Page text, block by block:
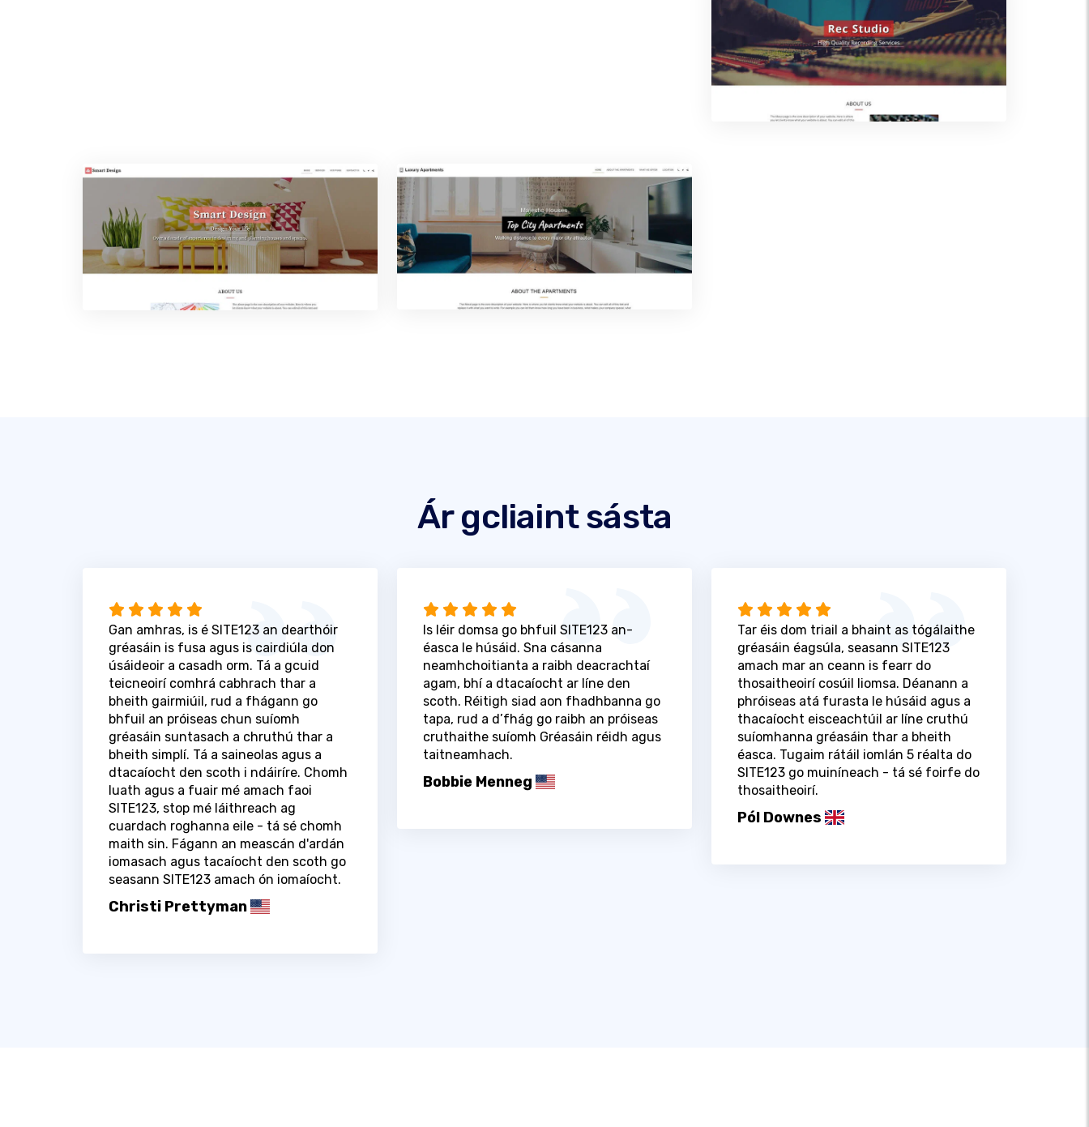
Ár gcliaint sásta
Gan amhras, is é SITE123 an dearthóir
gréasáin is fusa agus is cairdiúla don
úsáideoir a casadh orm. Tá a gcuid
teicneoirí comhrá cabhrach thar a
bheith gairmiúil, rud a fhágann go
bhfuil an próiseas chun suíomh
gréasáin suntasach a chruthú thar a
bheith simplí. Tá a saineolas agus a
dtacaíocht den scoth i ndáiríre. Chomh
luath agus a fuair mé amach faoi
SITE123, stop mé láithreach ag
cuardach roghanna eile - tá sé chomh
maith sin. Fágann an meascán d'ardán
iomasach agus tacaíocht den scoth go
seasann SITE123 amach ón iomaíocht.
Christi Prettyman
Is léir domsa go bhfuil SITE123 an-
éasca le húsáid. Sna cásanna
neamhchoitianta a raibh deacrachtaí
agam, bhí a dtacaíocht ar líne den
scoth. Réitigh siad aon fhadhbanna go
tapa, rud a d’fhág go raibh an próiseas
cruthaithe suíomh Gréasáin réidh agus
taitneamhach.
Bobbie Menneg
Tar éis dom triail a bhaint as tógálaithe
gréasáin éagsúla, seasann SITE123
amach mar an ceann is fearr do
thosaitheoirí cosúil liomsa. Déanann a
phróiseas atá furasta le húsáid agus a
thacaíocht eisceachtúil ar líne cruthú
suíomhanna gréasáin thar a bheith
éasca. Tugaim rátáil iomlán 5 réalta do
SITE123 go muiníneach - tá sé foirfe do
thosaitheoirí.
Pól Downes